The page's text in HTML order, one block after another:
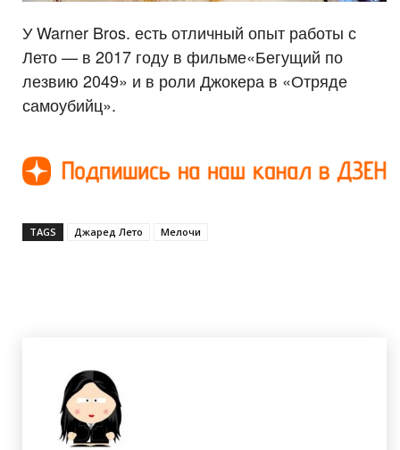
У Warner Bros. есть отличный опыт работы с
Лето — в 2017 году в фильме«Бегущий по
лезвию 2049» и в роли Джокера в «Отряде
самоубийц».
TAGS Джаред Лето Мелочи